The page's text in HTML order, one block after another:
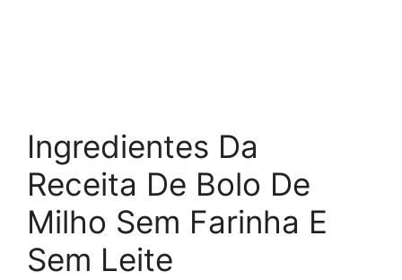
Ingredientes Da
Receita De Bolo De
Milho Sem Farinha E
Sem Leite